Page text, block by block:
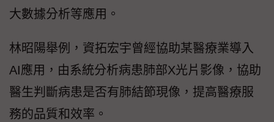
大數據分析等應用。
林昭陽舉例，資拓宏宇曾經協助某醫療業導入
AI應用，由系統分析病患肺部X光片影像，協助
醫生判斷病患是否有肺結節現像，提高醫療服
務的品質和效率。